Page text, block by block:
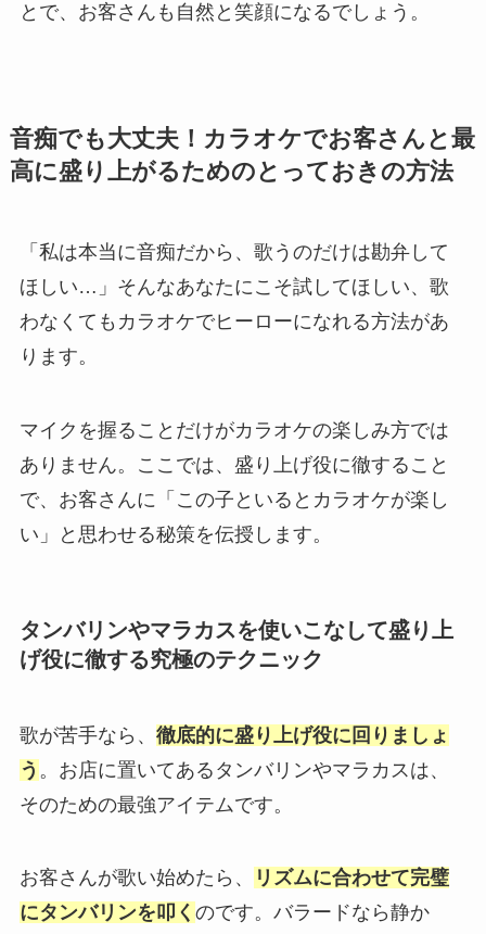
とで、お客さんも自然と笑顔になるでしょう。
音痴でも大丈夫！カラオケでお客さんと最
高に盛り上がるためのとっておきの方法
「私は本当に音痴だから、歌うのだけは勘弁して
ほしい…」そんなあなたにこそ試してほしい、歌
わなくてもカラオケでヒーローになれる方法があ
ります。
マイクを握ることだけがカラオケの楽しみ方では
ありません。ここでは、盛り上げ役に徹すること
で、お客さんに「この子といるとカラオケが楽し
い」と思わせる秘策を伝授します。
タンバリンやマラカスを使いこなして盛り上
げ役に徹する究極のテクニック
歌が苦手なら、 徹底的に盛り上げ役に回りましょ
う 。お店に置いてあるタンバリンやマラカスは、
そのための最強アイテムです。
お客さんが歌い始めたら、
リズムに合わせて完璧
にタンバリンを叩く のです。バラードなら静か